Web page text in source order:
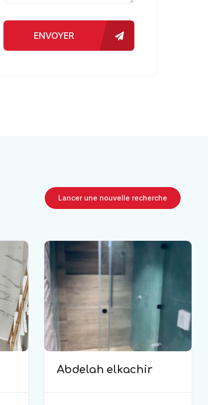
ENVOYER
Lancer une nouvelle recherche
Abdelah elkachir